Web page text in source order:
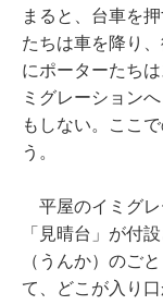
まると、台車を
たちは車を降り
にポーターたち
ミグレーション
もしない。ここ
う。
平屋のイミグレ
「見晴台」が付
（うんか）のご
て、どこが入り